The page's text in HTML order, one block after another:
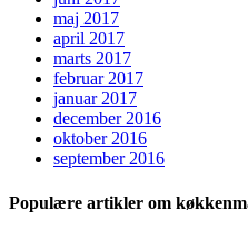
maj 2017
april 2017
marts 2017
februar 2017
januar 2017
december 2016
oktober 2016
september 2016
Populære artikler om